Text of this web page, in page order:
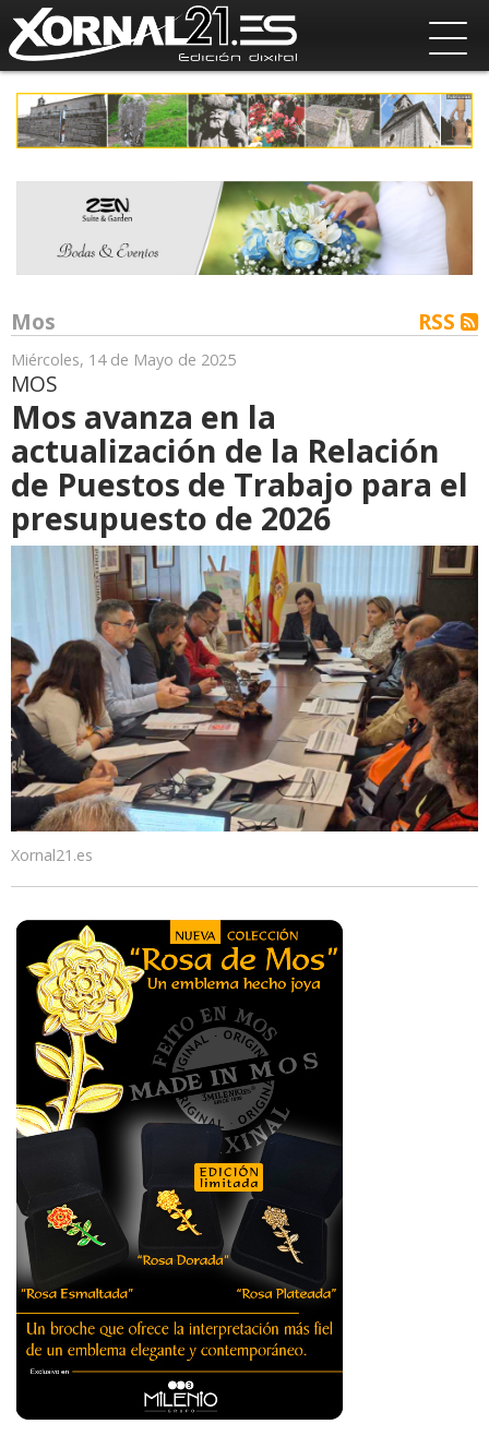
Mos RSS
Miércoles, 14 de Mayo de 2025
MOS
Mos avanza en la
actualización de la Relación
de Puestos de Trabajo para el
presupuesto de 2026
Xornal21.es